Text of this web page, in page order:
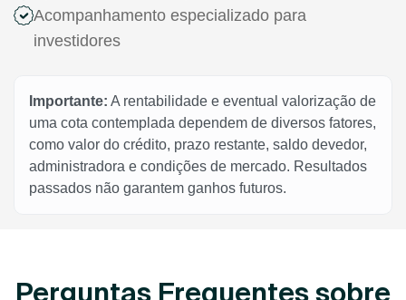
Acompanhamento especializado para
investidores
Importante: A rentabilidade e eventual valorização de
uma cota contemplada dependem de diversos fatores,
como valor do crédito, prazo restante, saldo devedor,
administradora e condições de mercado. Resultados
passados não garantem ganhos futuros.
Perguntas Frequentes sobre